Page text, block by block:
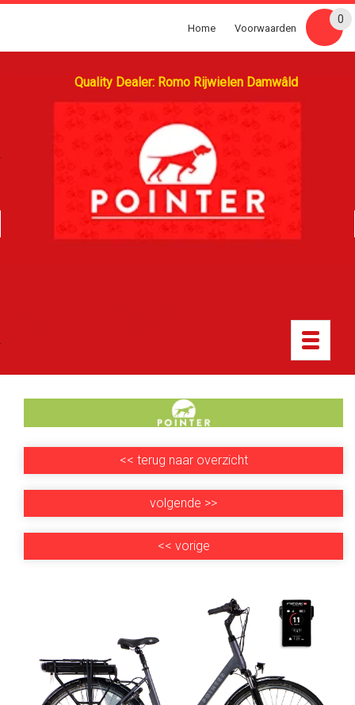
Quality Dealer: Romo Rijwielen Damwâld
Home Voorwaarden
0
Toggle
<< terug naar overzicht
volgende >>
<< vorige